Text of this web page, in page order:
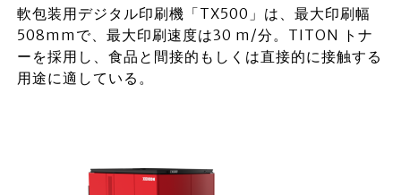
軟包装用デジタル印刷機「TX500」は、最大印刷幅
508mmで、最大印刷速度は30 m/分。TITON トナ
ーを採用し、食品と間接的もしくは直接的に接触する
用途に適している。